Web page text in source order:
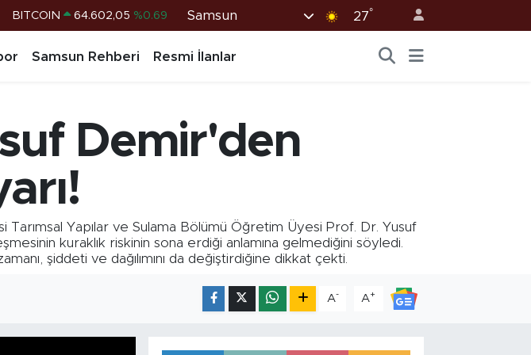
DOLAR 47,5986 %0.06
BİST100 13.768 %48
Samsun 27°
Samsun Rehberi Resmi İlanlar
Demir'den
Yapılar ve Sulama Bölümü Öğretim Üyesi Prof. Dr. Yusuf
kuraklık riskinin sona erdiği anlamına gelmediğini söyledi.
şiddeti ve dağılımını da değiştirdiğine dikkat çekti.
A- A+